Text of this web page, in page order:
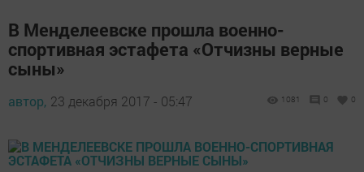
В Менделеевске прошла военно-
спортивная эстафета «Отчизны верные
сыны»
автор, 23 декабря 2017 - 05:47 1081 0 0